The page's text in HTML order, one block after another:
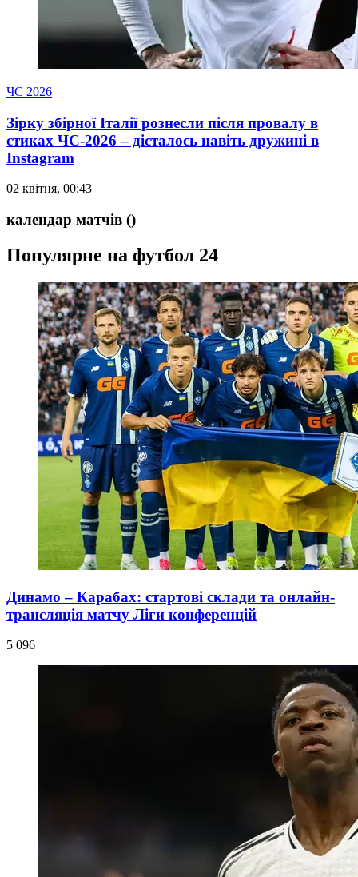
ЧС 2026
Зірку збірної Італії рознесли після провалу в
стиках ЧС-2026 – дісталось навіть дружині в
Instagram
02 квітня, 00:43
календар матчів ()
Популярне на футбол 24
Динамо – Карабах: стартові склади та онлайн-
трансляція матчу Ліги конференцій
5 096